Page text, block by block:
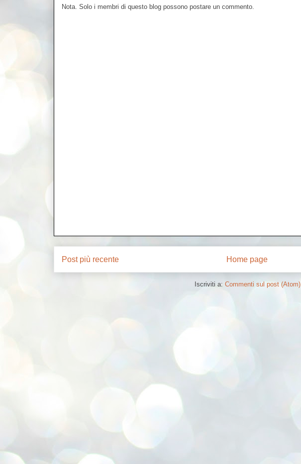
Nota. Solo i membri di questo blog possono postare un commento.
Post più recente Home page
Iscriviti a: Commenti sul post (Atom)